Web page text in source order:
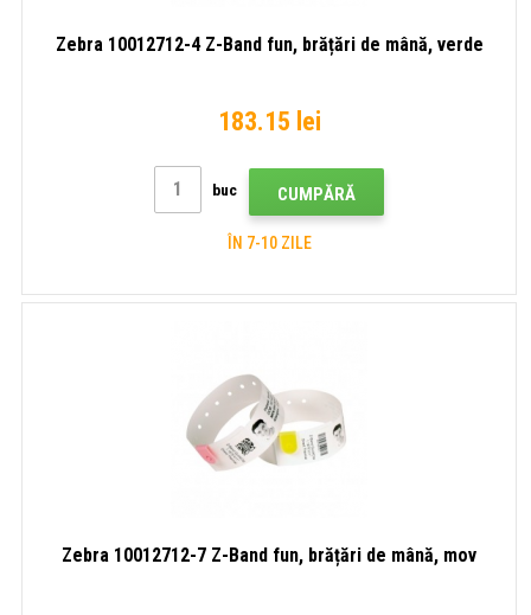
Zebra 10012712-4 Z-Band fun, brățări de mână, verde
183.15 lei
buc CUMPĂRĂ
ÎN 7-10 ZILE
Zebra 10012712-7 Z-Band fun, brățări de mână, mov